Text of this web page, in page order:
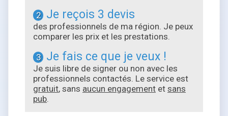
2 Je reçois 3 devis
des professionnels de ma région. Je peux
comparer les prix et les prestations.
3 Je fais ce que je veux !
Je suis libre de signer ou non avec les
professionnels contactés. Le service est
gratuit, sans aucun engagement et sans
pub.